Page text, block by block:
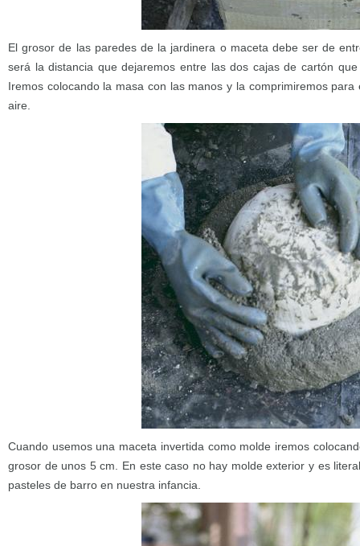
El grosor de las paredes de la jardinera o maceta debe ser de
será la distancia que dejaremos entre las dos cajas de cartón
Iremos colocando la masa con las manos y la comprimiremos
aire.
Cuando usemos una maceta invertida como molde iremos
grosor de unos 5 cm. En este caso no hay molde exterior y es
pasteles de barro en nuestra infancia.